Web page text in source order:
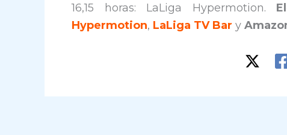
16,15 horas: LaLiga Hypermotion.
Hypermotion, LaLiga TV Bar y